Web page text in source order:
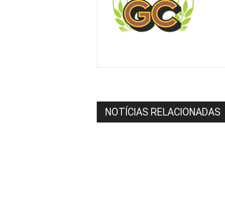
NOTÍCIAS RELACIONADAS